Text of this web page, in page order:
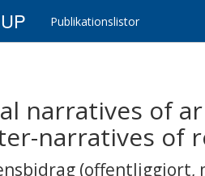
Publikationslistor
narratives of
narratives of
(offentliggjort,